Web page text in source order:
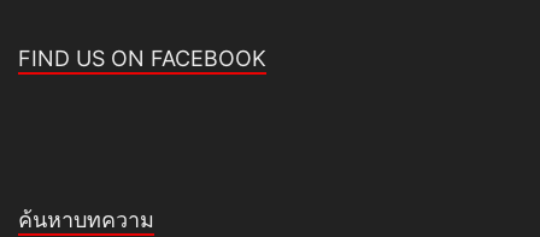
FIND US ON FACEBOOK
ค้นหาบทความ